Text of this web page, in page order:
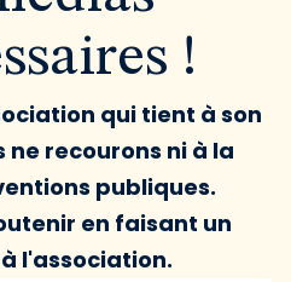
!
qui tient à son
recourons ni à la
publiques.
en faisant un
l'association.